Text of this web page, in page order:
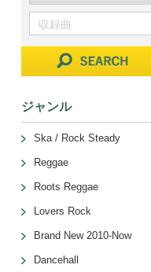
ジャンル
Ska / Rock Steady
Reggae
Roots Reggae
Lovers Rock
Brand New 2010-Now
Dancehall